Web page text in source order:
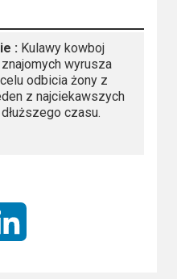
: Kulawy kowboj
wyrusza
odbicia żony z
z najciekawszych
czasu.